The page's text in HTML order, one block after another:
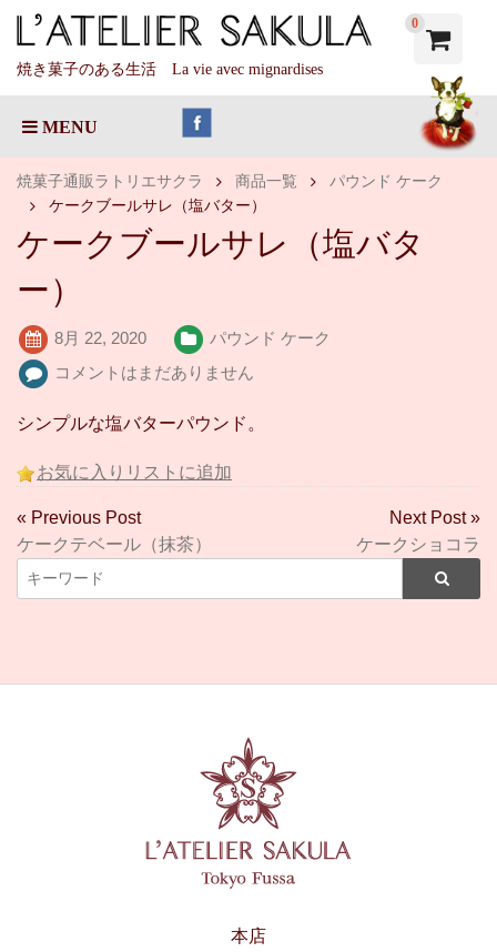
焼き菓子のある生活 La vie avec mignardises
0
MENU
焼菓子通販ラトリエサクラ 商品一覧
パウンド ケーク
ケークブールサレ（塩バター）
ケークブールサレ（塩バタ
ー）
8月 22, 2020
パウンド ケーク
コメントはまだありません
シンプルな塩バターパウンド。
お気に入りリストに追加
« Previous Post
ケークテベール（抹茶）
Next Post »
ケークショコラ
本店